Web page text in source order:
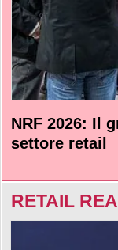
NRF 2026: Il
settore retail
RETAIL